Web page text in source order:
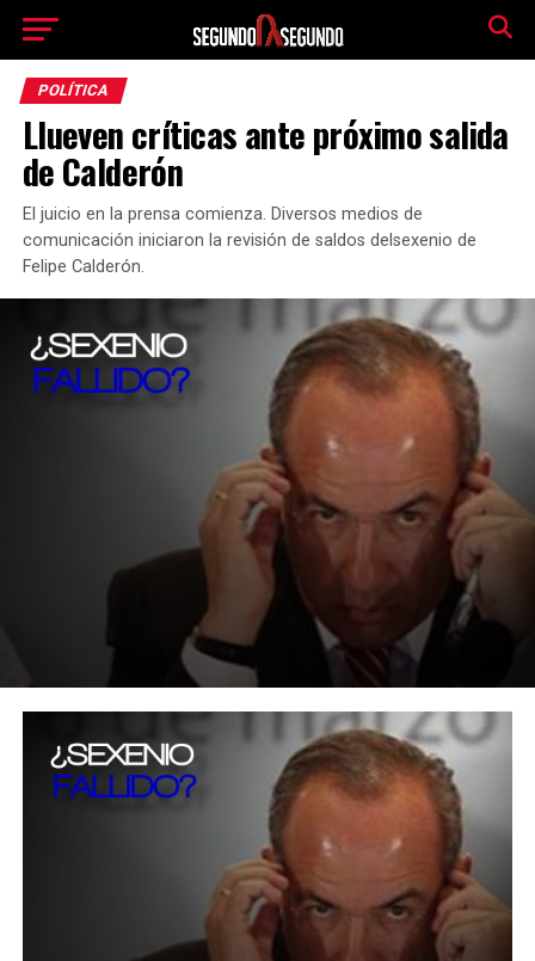
POLÍTICA
Llueven críticas ante próximo salida
de Calderón
El juicio en la prensa comienza. Diversos medios de
comunicación iniciaron la revisión de saldos delsexenio de
Felipe Calderón.